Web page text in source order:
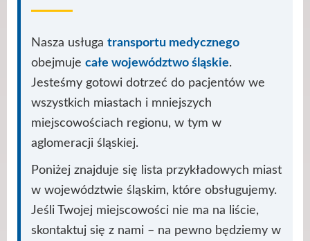
Nasza usługa transportu medycznego
obejmuje całe województwo śląskie.
Jesteśmy gotowi dotrzeć do pacjentów we
wszystkich miastach i mniejszych
miejscowościach regionu, w tym w
aglomeracji śląskiej.
Poniżej znajduje się lista przykładowych miast
w województwie śląskim, które obsługujemy.
Jeśli Twojej miejscowości nie ma na liście,
skontaktuj się z nami – na pewno będziemy w